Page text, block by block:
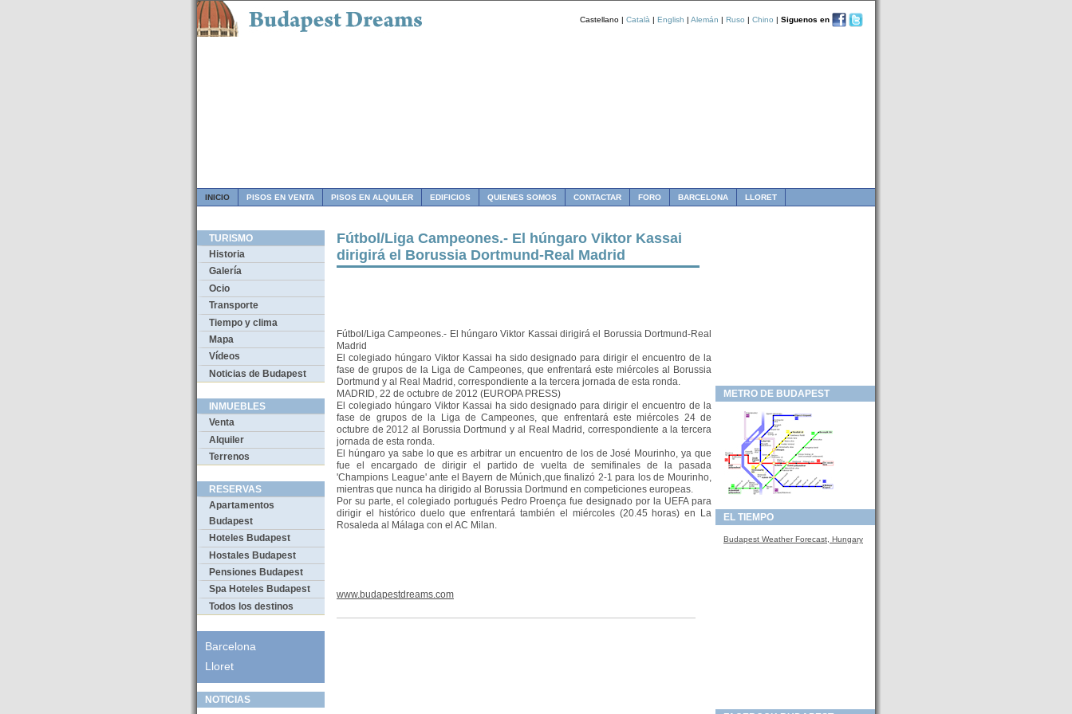
Castellano | Català | English | Alemán | Ruso | Chino | Siguenos en
INICIO PISOS EN VENTA PISOS EN ALQUILER EDIFICIOS QUIENES SOMOS CONTACTAR FORO BARCELONA LLORET
TURISMO
Historia
Galería
Ocio
Transporte
Tiempo y clima
Mapa
Vídeos
Noticias de Budapest
INMUEBLES
Venta
Alquiler
Terrenos
RESERVAS
Apartamentos
Budapest
Hoteles Budapest
Hostales Budapest
Pensiones Budapest
Spa Hoteles Budapest
Todos los destinos
Barcelona
Lloret
NOTICIAS
Fútbol/Liga Campeones.- El húngaro Viktor Kassai
dirigirá el Borussia Dortmund-Real Madrid
Fútbol/Liga Campeones.- El húngaro Viktor Kassai dirigirá el Borussia Dortmund-Real
Madrid
El colegiado húngaro Viktor Kassai ha sido designado para dirigir el encuentro de la
fase de grupos de la Liga de Campeones, que enfrentará este miércoles al Borussia
Dortmund y al Real Madrid, correspondiente a la tercera jornada de esta ronda.
MADRID, 22 de octubre de 2012 (EUROPA PRESS)
El colegiado húngaro Viktor Kassai ha sido designado para dirigir el encuentro de la
fase de grupos de la Liga de Campeones, que enfrentará este miércoles 24 de
octubre de 2012 al Borussia Dortmund y al Real Madrid, correspondiente a la tercera
jornada de esta ronda.
El húngaro ya sabe lo que es arbitrar un encuentro de los de José Mourinho, ya que
fue el encargado de dirigir el partido de vuelta de semifinales de la pasada
'Champions League' ante el Bayern de Múnich,que finalizó 2-1 para los de Mourinho,
mientras que nunca ha dirigido al Borussia Dortmund en competiciones europeas.
Por su parte, el colegiado portugués Pedro Proença fue designado por la UEFA para
dirigir el histórico duelo que enfrentará también el miércoles (20.45 horas) en La
Rosaleda al Málaga con el AC Milan.
www.budapestdreams.com
METRO DE BUDAPEST
EL TIEMPO
Budapest Weather Forecast, Hungary